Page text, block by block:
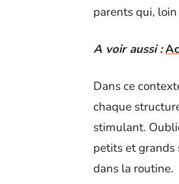
parents qui,
A voir aussi :
Dans ce
chaque
stimulant.
petits et grands
dans la routine.